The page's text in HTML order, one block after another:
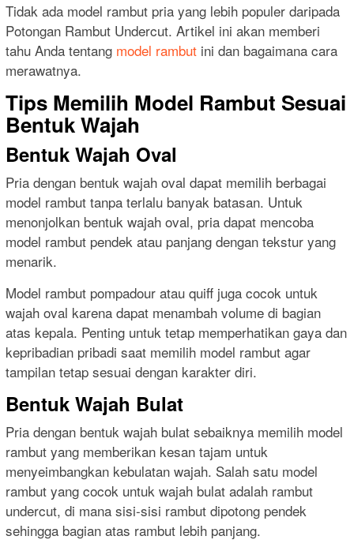
Tidak ada model rambut pria yang lebih populer daripada
Potongan Rambut Undercut. Artikel ini akan memberi
tahu Anda tentang model rambut ini dan bagaimana cara
merawatnya.
Tips Memilih Model Rambut Sesuai
Bentuk Wajah
Bentuk Wajah Oval
Pria dengan bentuk wajah oval dapat memilih berbagai
model rambut tanpa terlalu banyak batasan. Untuk
menonjolkan bentuk wajah oval, pria dapat mencoba
model rambut pendek atau panjang dengan tekstur yang
menarik.
Model rambut pompadour atau quiff juga cocok untuk
wajah oval karena dapat menambah volume di bagian
atas kepala. Penting untuk tetap memperhatikan gaya dan
kepribadian pribadi saat memilih model rambut agar
tampilan tetap sesuai dengan karakter diri.
Bentuk Wajah Bulat
Pria dengan bentuk wajah bulat sebaiknya memilih model
rambut yang memberikan kesan tajam untuk
menyeimbangkan kebulatan wajah. Salah satu model
rambut yang cocok untuk wajah bulat adalah rambut
undercut, di mana sisi-sisi rambut dipotong pendek
sehingga bagian atas rambut lebih panjang.